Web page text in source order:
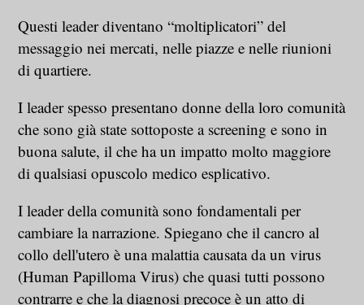
Questi leader diventano “moltiplicatori” del
messaggio nei mercati, nelle piazze e nelle riunioni
di quartiere.
I leader spesso presentano donne della loro comunità
che sono già state sottoposte a screening e sono in
buona salute, il che ha un impatto molto maggiore
di qualsiasi opuscolo medico esplicativo.
I leader della comunità sono fondamentali per
cambiare la narrazione. Spiegano che il cancro al
collo dell'utero è una malattia causata da un virus
(Human Papilloma Virus) che quasi tutti possono
contrarre e che la diagnosi precoce è un atto di